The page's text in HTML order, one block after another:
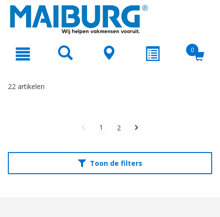
text.skipToNavigation
0
22 artikelen
1 2
Toon de filters